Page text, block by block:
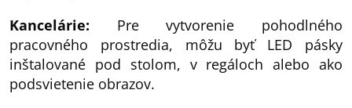
Kancelárie: Pre vytvorenie pohodlného
pracovného prostredia, môžu byť LED pásky
inštalované pod stolom, v regáloch alebo ako
podsvietenie obrazov.